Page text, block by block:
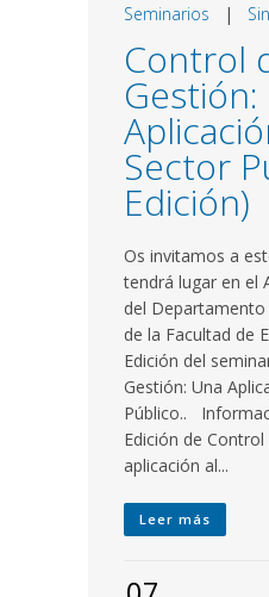
Seminarios |
Control
Gestión:
Sector
Edición)
Os invitamos a
tendrá lugar en el
del
de la Facultad de
Edición del
Gestión: Una
Público..
Edición de
aplicación al...
Leer más